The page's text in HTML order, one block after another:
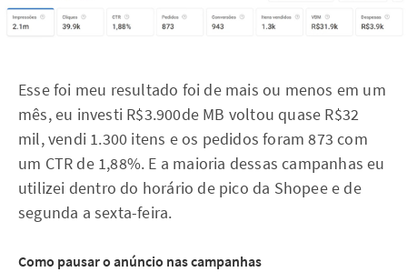
Esse foi meu resultado foi de mais ou menos em um
mês, eu investi R$3.900de MB voltou quase R$32
mil, vendi 1.300 itens e os pedidos foram 873 com
um CTR de 1,88%. E a maioria dessas campanhas eu
utilizei dentro do horário de pico da Shopee e de
segunda a sexta-feira.
Como pausar o anúncio nas campanhas